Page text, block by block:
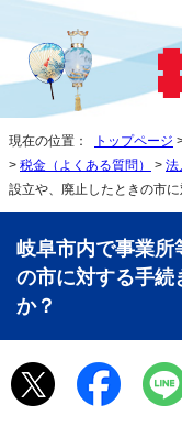
現在の位置： トップページ
> 税金（よくある質問） > 法
設立や、廃止したときの市
岐阜市内で事業所
の市に対する手続
か？